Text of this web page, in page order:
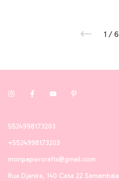
1 / 6
5524998173203
+5524998173203
monpapiercrafts@gmail.com
Rua Djanira, 140 Casa 22 Samambaia